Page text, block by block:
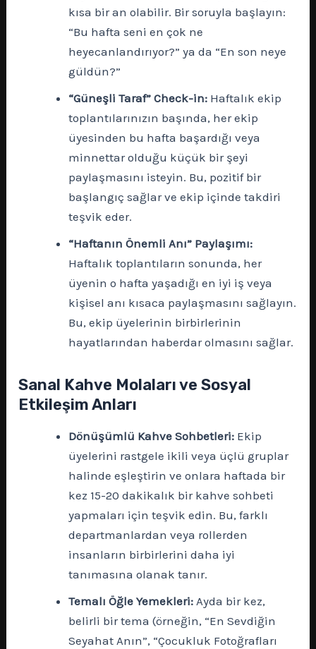
kısa bir an olabilir. Bir soruyla başlayın:
“Bu hafta seni en çok ne
heyecanlandırıyor?” ya da “En son neye
güldün?”
“Güneşli Taraf” Check-in: Haftalık ekip
toplantılarınızın başında, her ekip
üyesinden bu hafta başardığı veya
minnettar olduğu küçük bir şeyi
paylaşmasını isteyin. Bu, pozitif bir
başlangıç sağlar ve ekip içinde takdiri
teşvik eder.
“Haftanın Önemli Anı” Paylaşımı:
Haftalık toplantıların sonunda, her
üyenin o hafta yaşadığı en iyi iş veya
kişisel anı kısaca paylaşmasını sağlayın.
Bu, ekip üyelerinin birbirlerinin
hayatlarından haberdar olmasını sağlar.
Sanal Kahve Molaları ve Sosyal
Etkileşim Anları
Dönüşümlü Kahve Sohbetleri: Ekip
üyelerini rastgele ikili veya üçlü gruplar
halinde eşleştirin ve onlara haftada bir
kez 15-20 dakikalık bir kahve sohbeti
yapmaları için teşvik edin. Bu, farklı
departmanlardan veya rollerden
insanların birbirlerini daha iyi
tanımasına olanak tanır.
Temalı Öğle Yemekleri: Ayda bir kez,
belirli bir tema (örneğin, “En Sevdiğin
Seyahat Anın”, “Çocukluk Fotoğrafları